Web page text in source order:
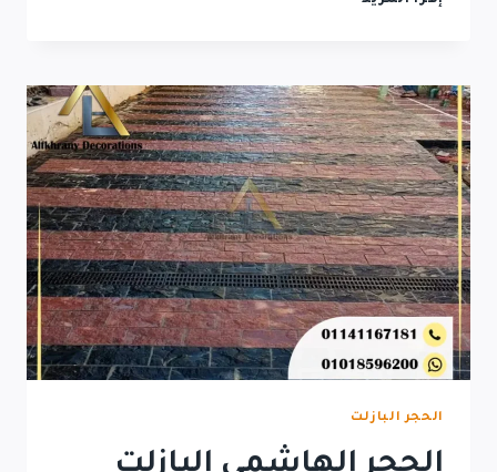
الحجر البازلت